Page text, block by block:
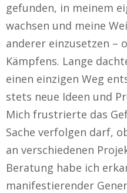
gefunden, in meinem
wachsen und meine
anderer einzusetzen –
Kämpfens. Lange
einen einzigen Weg
stets neue Ideen und
Mich frustrierte das
Sache verfolgen darf,
an verschiedenen
Beratung habe ich
manifestierender